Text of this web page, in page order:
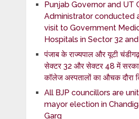
Punjab Governor and UT
Administrator conducted
visit to Government
Hospitals in Sector 32
पंजाब के राज्यपाल और यूटी
सेक्टर 32 और सेक्टर 48 में
कॉलेज अस्पतालों का औचक दौरा
All BJP councillors are
mayor election in
Garg